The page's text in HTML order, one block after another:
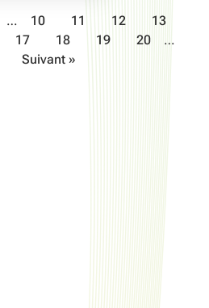
… 10 11 12
13
17 18 19 20
…
Suivant »